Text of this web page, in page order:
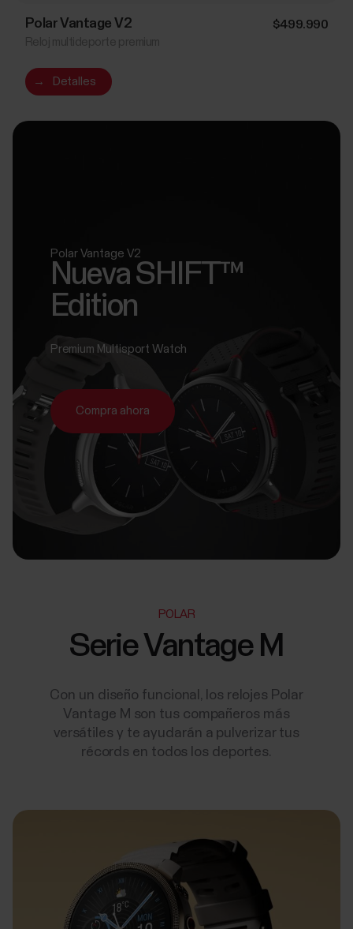
Polar Vantage V2 $499.990
→ Detalles
Polar Vantage V2
Nueva SHIFT™
Edition
Premium Multisport Watch
Compra ahora
POLAR
Serie Vantage M
Con un diseño funcional, los relojes Polar
Vantage M son tus compañeros más
versátiles y te ayudarán a pulverizar tus
récords en todos los deportes.